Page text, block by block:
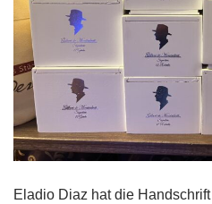
Eladio Diaz hat die